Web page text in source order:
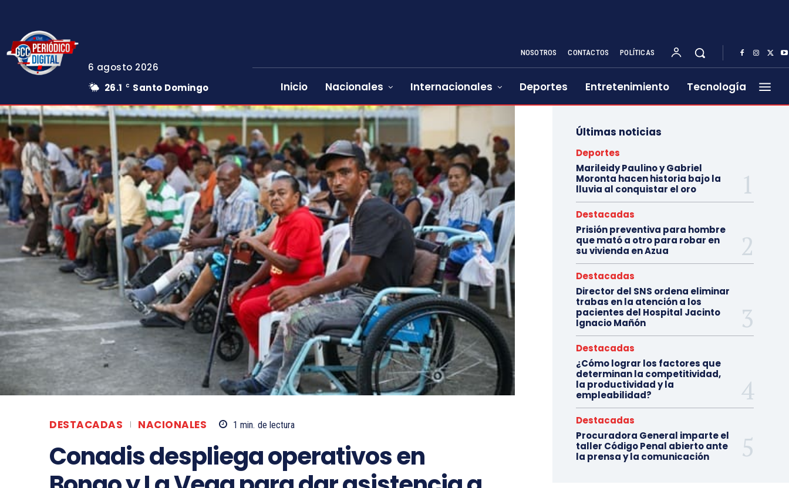
6 agosto 2026
26.1
C Santo Domingo
NOSOTROS CONTACTOS POLÍTICAS
Inicio Nacionales Internacionales Deportes Entretenimiento Tecnología
DESTACADAS NACIONALES 1 min. de lectura
Conadis despliega operativos en
Últimas noticias
Deportes
Marileidy Paulino y Gabriel
Moronta hacen historia bajo la
lluvia al conquistar el oro
Destacadas
Prisión preventiva para hombre
que mató a otro para robar en
su vivienda en Azua
Destacadas
Director del SNS ordena eliminar
trabas en la atención a los
pacientes del Hospital Jacinto
Ignacio Mañón
Destacadas
¿Cómo lograr los factores que
determinan la competitividad,
la productividad y la
empleabilidad?
Destacadas
Procuradora General imparte el
taller Código Penal abierto ante
la prensa y la comunicación